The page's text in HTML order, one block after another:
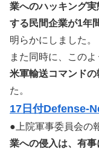
業へのハッキング
する民間企業が1年
明らかにしました。
また同時に、このよ
米軍輸送コマンド
た。
17日付Defense-
●上院軍事委員会の
業への侵入は、有